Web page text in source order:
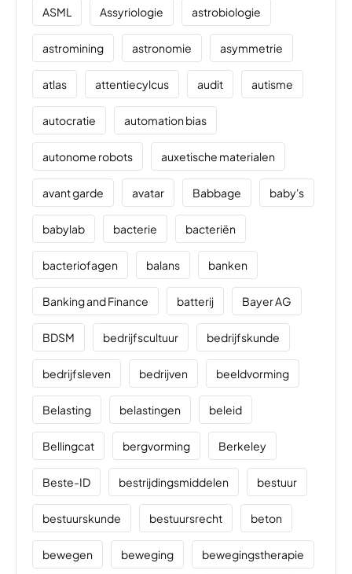
ASML Assyriologie astrobiologie
astromining astronomie asymmetrie
atlas attentiecylcus audit autisme
autocratie automation bias
autonome robots auxetische materialen
avant garde avatar Babbage baby's
babylab bacterie bacteriën
bacteriofagen balans banken
Banking and Finance batterij Bayer AG
BDSM bedrijfscultuur bedrijfskunde
bedrijfsleven bedrijven beeldvorming
Belasting belastingen beleid
Bellingcat bergvorming Berkeley
Beste-ID bestrijdingsmiddelen bestuur
bestuurskunde bestuursrecht beton
bewegen beweging bewegingstherapie